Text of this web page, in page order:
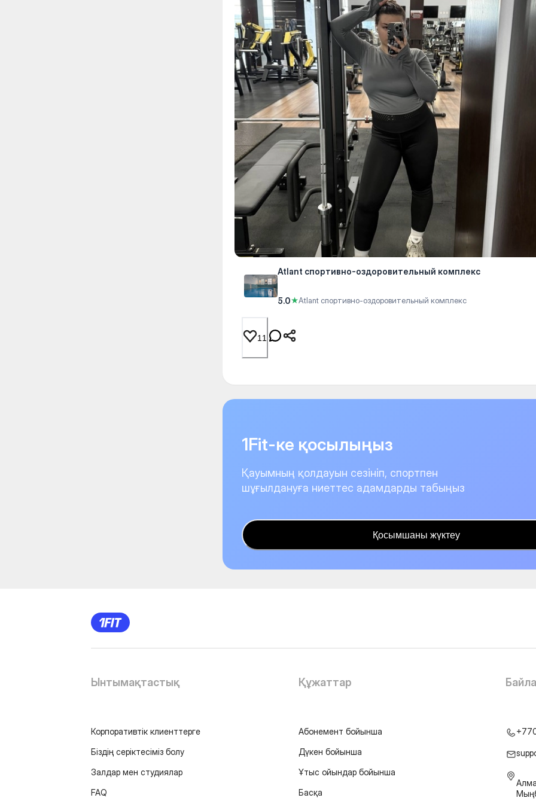
Atlant спортивно-оздоровительный комплекс
5.0★Atlant спортивно-оздоровительный комплекс
11
1Fit-ке қосылыңыз
Қауымның қолдауын сезініп, спортпен
шұғылдануға ниеттес адамдарды табыңыз
Қосымшаны жүктеу
Ынтымақтастық
Корпоративтік клиенттерге
Біздің серіктесіміз болу
Залдар мен студиялар
FAQ
Құжаттар
Абонемент бойынша
Дүкен бойынша
Ұтыс ойындар бойынша
Басқа